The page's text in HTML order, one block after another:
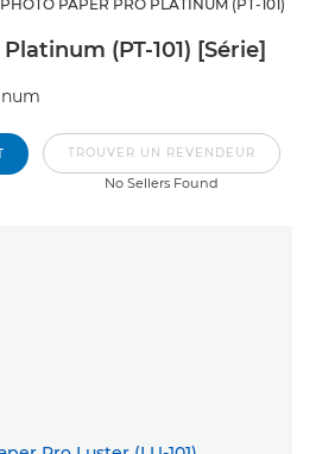
PHOTO PAPER PRO PLATINUM (PT-101)
(PT-101) [Série]
TROUVER UN REVENDEUR
No Sellers Found